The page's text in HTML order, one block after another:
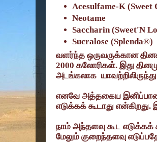
Acesulfame-K (Sweet
Neotame
Saccharin (Sweet'N
Sucralose (Splenda®)
வளர்ந்த ஒருவருக்கான
2000 கலோரிகள். இது
அடங்கலாக
எனவே அத்தகைய இனிப்பான
எடுக்கக் கூடாது
நாம் அந்தளவு கூட எடுக்கக்
மேலும் குறைந்தளவு